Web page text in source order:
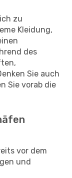
zu
Kleidung,
des
Sie auch
Sie vorab die
vor dem
und